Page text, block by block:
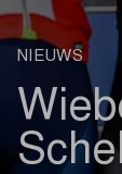
NIEUWS